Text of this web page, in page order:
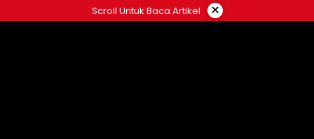
ke
Scroll Untuk Baca Artikel ×